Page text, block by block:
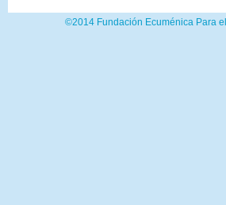
©2014 Fundación Ecuménica Para